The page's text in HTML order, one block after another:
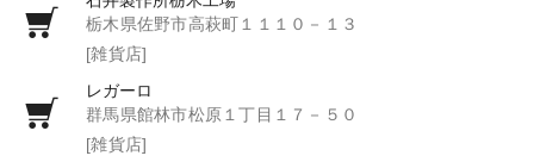
栃木県佐野市高萩町１１１０－１３
[雑貨店]
レガーロ
群馬県館林市松原１丁目１７－５０
[雑貨店]